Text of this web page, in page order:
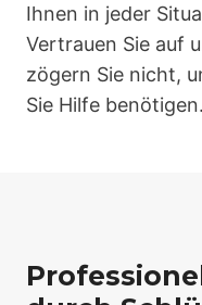
Ihnen in jeder
Vertrauen Sie auf
zögern Sie nicht,
Sie Hilfe benötigen.